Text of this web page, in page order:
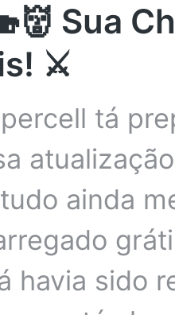
Sua
⚔️
tá
ainda
havia sido